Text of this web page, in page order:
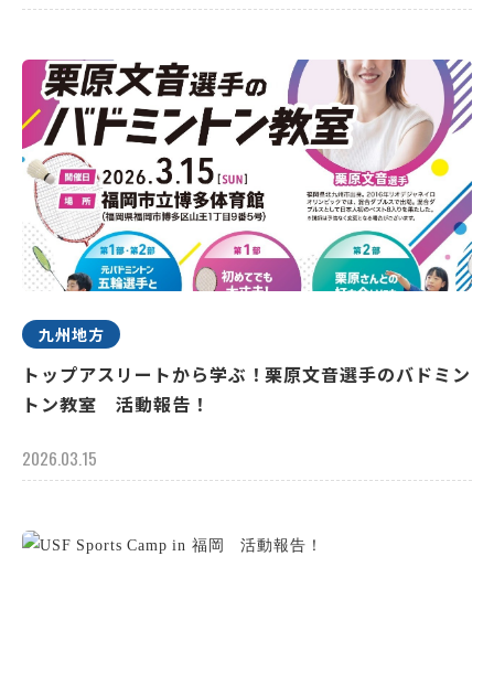
九州地方
トップアスリートから学ぶ！栗原文音選手のバドミン
トン教室 活動報告！
2026.03.15